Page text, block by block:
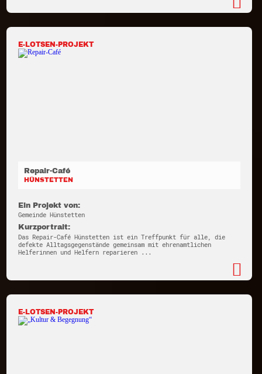
E-LOTSEN-PROJEKT
Repair-Café
HÜNSTETTEN
Ein Projekt von:
Gemeinde Hünstetten
Kurzportrait:
Das Repair-Café Hünstetten ist ein Treffpunkt für alle, die
defekte Alltagsgegenstände gemeinsam mit ehrenamtlichen
Helferinnen und Helfern reparieren ...
E-LOTSEN-PROJEKT